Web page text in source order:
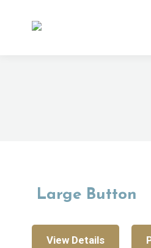
Large Button
View Details